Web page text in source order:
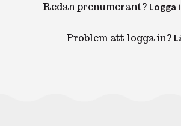
Redan prenumerant? Logga
Problem att logga in?